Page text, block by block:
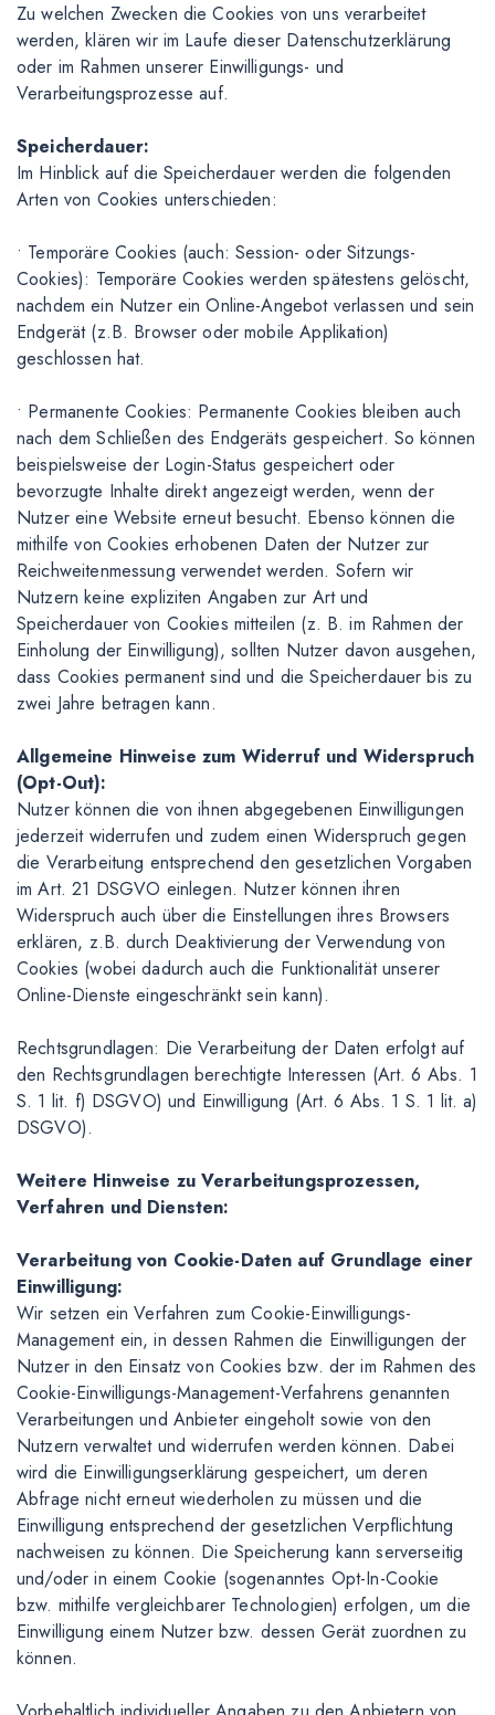
Zu welchen Zwecken die Cookies von uns verarbeitet
werden, klären wir im Laufe dieser Datenschutzerklärung
oder im Rahmen unserer Einwilligungs- und
Verarbeitungsprozesse auf.
Speicherdauer:
Im Hinblick auf die Speicherdauer werden die folgenden
Arten von Cookies unterschieden:
• Temporäre Cookies (auch: Session- oder Sitzungs-
Cookies): Temporäre Cookies werden spätestens gelöscht,
nachdem ein Nutzer ein Online-Angebot verlassen und sein
Endgerät (z.B. Browser oder mobile Applikation)
geschlossen hat.
• Permanente Cookies: Permanente Cookies bleiben auch
nach dem Schließen des Endgeräts gespeichert. So können
beispielsweise der Login-Status gespeichert oder
bevorzugte Inhalte direkt angezeigt werden, wenn der
Nutzer eine Website erneut besucht. Ebenso können die
mithilfe von Cookies erhobenen Daten der Nutzer zur
Reichweitenmessung verwendet werden. Sofern wir
Nutzern keine expliziten Angaben zur Art und
Speicherdauer von Cookies mitteilen (z. B. im Rahmen der
Einholung der Einwilligung), sollten Nutzer davon ausgehen,
dass Cookies permanent sind und die Speicherdauer bis zu
zwei Jahre betragen kann.
Allgemeine Hinweise zum Widerruf und Widerspruch
(Opt-Out):
Nutzer können die von ihnen abgegebenen Einwilligungen
jederzeit widerrufen und zudem einen Widerspruch gegen
die Verarbeitung entsprechend den gesetzlichen Vorgaben
im Art. 21 DSGVO einlegen. Nutzer können ihren
Widerspruch auch über die Einstellungen ihres Browsers
erklären, z.B. durch Deaktivierung der Verwendung von
Cookies (wobei dadurch auch die Funktionalität unserer
Online-Dienste eingeschränkt sein kann).
Rechtsgrundlagen: Die Verarbeitung der Daten erfolgt auf
den Rechtsgrundlagen berechtigte Interessen (Art. 6 Abs. 1
S. 1 lit. f) DSGVO) und Einwilligung (Art. 6 Abs. 1 S. 1 lit. a)
DSGVO).
Weitere Hinweise zu Verarbeitungsprozessen,
Verfahren und Diensten:
Verarbeitung von Cookie-Daten auf Grundlage einer
Einwilligung:
Wir setzen ein Verfahren zum Cookie-Einwilligungs-
Management ein, in dessen Rahmen die Einwilligungen der
Nutzer in den Einsatz von Cookies bzw. der im Rahmen des
Cookie-Einwilligungs-Management-Verfahrens genannten
Verarbeitungen und Anbieter eingeholt sowie von den
Nutzern verwaltet und widerrufen werden können. Dabei
wird die Einwilligungserklärung gespeichert, um deren
Abfrage nicht erneut wiederholen zu müssen und die
Einwilligung entsprechend der gesetzlichen Verpflichtung
nachweisen zu können. Die Speicherung kann serverseitig
und/oder in einem Cookie (sogenanntes Opt-In-Cookie
bzw. mithilfe vergleichbarer Technologien) erfolgen, um die
Einwilligung einem Nutzer bzw. dessen Gerät zuordnen zu
können.